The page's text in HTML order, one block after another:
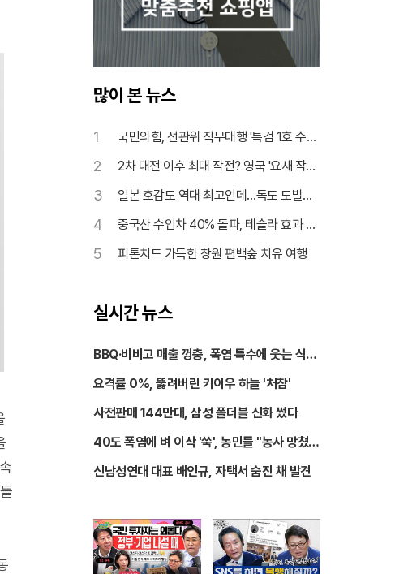
많이 본 뉴스
1
국민의힘, 선관위 직무대행 '특검 1호 수사'
촉구
2
2차 대전 이후 최대 작전? 영국 '요새 작전'
논란
3
일본 호감도 역대 최고인데…독도 도발은
4
중국산 수입차 40% 돌파, 테슬라 효과 톡
톡
5 피톤치드 가득한 창원 편백숲 치유 여행
실시간 뉴스
BBQ·비비고 매출 껑충, 폭염 특수에 웃는 식품
요격률 0%, 뚫려버린 키이우 하늘 '처참'
사전판매 144만대, 삼성 폴더블 신화 썼다
40도 폭염에 벼 이삭 '쑥', 농민들 "농사 망쳤
다"
신남성연대 대표 배인규, 자택서 숨진 채 발견